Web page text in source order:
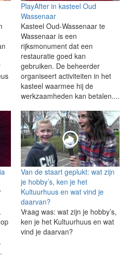
PlayAfter in kasteel Oud
Wassenaar
Kasteel Oud-Wassenaar te
Wassenaar is een
rijksmonument dat een
restauratie goed kan
gebruiken. De beheerder
organiseert activiteiten in het
kasteel waarmee hij de
werkzaamheden kan betalen....
Van de staart geplukt: wat zijn
je hobby’s, ken je het
Kultuurhuus en wat vind je
daarvan?
Vraag was: wat zijn je hobby’s,
ken je het Kultuurhuus en wat
vind je daarvan?